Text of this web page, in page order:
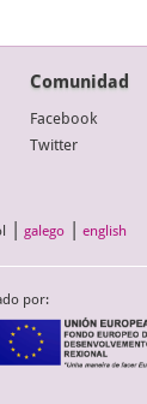
Comunidad
Facebook
Twitter
galego english
por: